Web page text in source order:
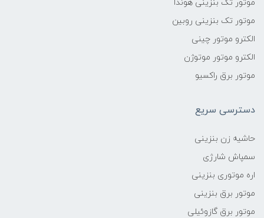
موتور تک بنزینی هوندا
موتور تک بنزینی روبین
الکترو موتور چینی
الکترو موتور موتوژن
موتور برق راکسیو
دسترسی سریع
حاشیه زن بنزینی
سمپاش شارژی
اره موتوری بنزینی
موتور برق بنزینی
موتور برق گازوئیلی